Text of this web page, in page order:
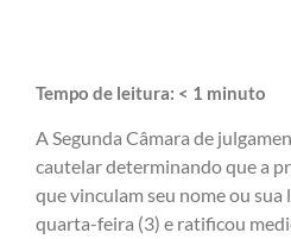
Tempo de leitura: < 1 minuto
A Segunda Câmara de
cautelar determinando que a
que vinculam seu nome ou
quarta-feira (3) e ratificou